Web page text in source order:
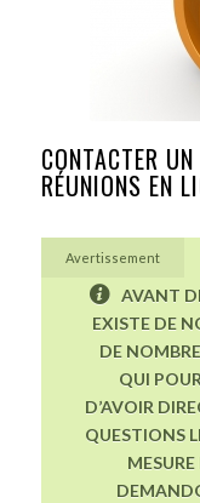
CONTACTER
RÉUNIONS EN
Avertissement
AVANT
EXISTE DE
DE
QUI
D’AVOIR
QUESTIONS